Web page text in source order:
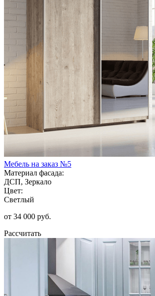
Мебель на заказ №5
Материал фасада:
ДСП, Зеркало
Цвет:
Светлый
от 34 000 руб.
Рассчитать